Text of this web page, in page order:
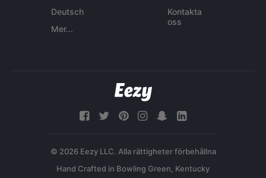
Deutsch
Mer...
Kontakta
oss
© 2026 Eezy LLC. Alla rättigheter förbehållna